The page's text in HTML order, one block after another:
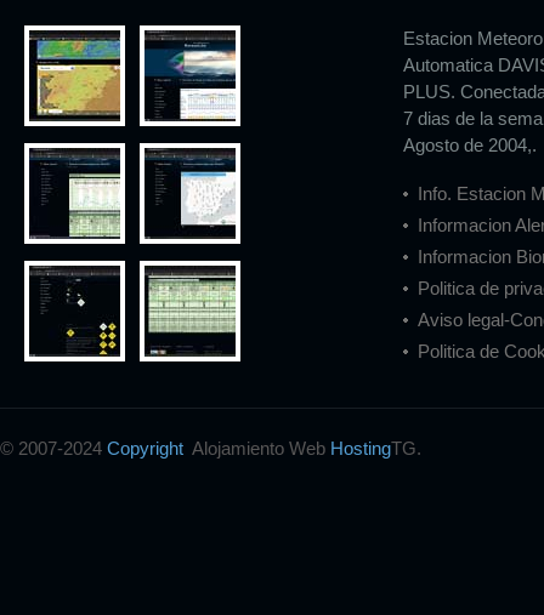
Estacion
Automatica
PLUS.
7 dias de la
Agosto de 2004,.
Info. Estacion
Informacion
Informacion
Politica de
Aviso legal-
Politica de
© 2007-2024 Copyright Alojamiento Web HostingTG.